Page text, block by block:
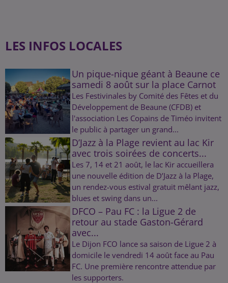
LES INFOS LOCALES
Un pique-nique géant à Beaune ce
samedi 8 août sur la place Carnot
Les Festivinales by Comité des Fêtes et du
Développement de Beaune (CFDB) et
l'association Les Copains de Timéo invitent
le public à partager un grand...
D’Jazz à la Plage revient au lac Kir
avec trois soirées de concerts...
Les 7, 14 et 21 août, le lac Kir accueillera
une nouvelle édition de D’Jazz à la Plage,
un rendez-vous estival gratuit mêlant jazz,
blues et swing dans un...
DFCO – Pau FC : la Ligue 2 de
retour au stade Gaston-Gérard
avec...
Le Dijon FCO lance sa saison de Ligue 2 à
domicile le vendredi 14 août face au Pau
FC. Une première rencontre attendue par
les supporters.